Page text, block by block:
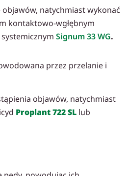
objawów, natychmiast wykonać
kontaktowo-wgłębnym
systemicznym Signum 33 WG.
przez przelanie i
objawów, natychmiast
Proplant 722 SL lub